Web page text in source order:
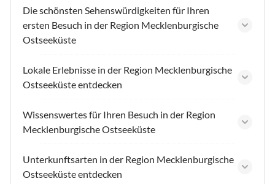
Die schönsten Sehenswürdigkeiten für Ihren
ersten Besuch in der Region Mecklenburgische
Ostseeküste
Lokale Erlebnisse in der Region Mecklenburgische
Ostseeküste entdecken
Wissenswertes für Ihren Besuch in der Region
Mecklenburgische Ostseeküste
Unterkunftsarten in der Region Mecklenburgische
Ostseeküste entdecken